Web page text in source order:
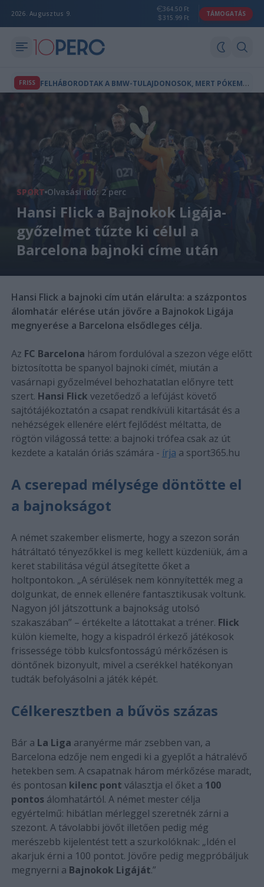
2026. Augusztus 9.
364.50 Ft
315.99 Ft
TÁMOGATÁS
FRISS F
ELHÁBORODTAK A BMW-TULAJDONOSOK, MERT PÓKEMBER-REKLÁM JELENT MEG AZ AUTÓIK FEDÉLZETI KÉPERNYŐJÉN
SPORT Olvasási idő: 2 perc
Hansi Flick a Bajnokok Ligája-
győzelmet tűzte ki célul a
Barcelona bajnoki címe után
Hansi Flick a bajnoki cím után elárulta: a százpontos
álomhatár elérése után jövőre a Bajnokok Ligája
megnyerése a Barcelona elsődleges célja.
Az FC Barcelona három fordulóval a szezon vége előtt
biztosította be spanyol bajnoki címét, miután a
vasárnapi győzelmével behozhatatlan előnyre tett
szert. Hansi Flick vezetőedző a lefújást követő
sajtótájékoztatón a csapat rendkívüli kitartását és a
nehézségek ellenére elért fejlődést méltatta, de
rögtön világossá tette: a bajnoki trófea csak az út
kezdete a katalán óriás számára - írja a sport365.hu
A cserepad mélysége döntötte el
a bajnokságot
A német szakember elismerte, hogy a szezon során
hátráltató tényezőkkel is meg kellett küzdeniük, ám a
keret stabilitása végül átsegítette őket a
holtpontokon. „A sérülések nem könnyítették meg a
dolgunkat, de ennek ellenére fantasztikusak voltunk.
Nagyon jól játszottunk a bajnokság utolsó
szakaszában” – értékelte a látottakat a tréner. Flick
külön kiemelte, hogy a kispadról érkező játékosok
frissessége több kulcsfontosságú mérkőzésen is
döntőnek bizonyult, mivel a cserékkel hatékonyan
tudták befolyásolni a játék képét.
Célkeresztben a bűvös százas
Bár a La Liga aranyérme már zsebben van, a
Barcelona edzője nem engedi ki a gyeplőt a hátralévő
hetekben sem. A csapatnak három mérkőzése maradt,
és pontosan kilenc pont választja el őket a 100
pontosálomhatártól. A német mester célja
egyértelmű: hibátlan mérleggel szeretnék zárni a
szezont. A távolabbi jövőt illetően pedig még
merészebb kijelentést tett a szurkolóknak: „Idén el
akarjuk érni a 100 pontot. Jövőre pedig megpróbáljuk
megnyerni a Bajnokok Ligáját.”